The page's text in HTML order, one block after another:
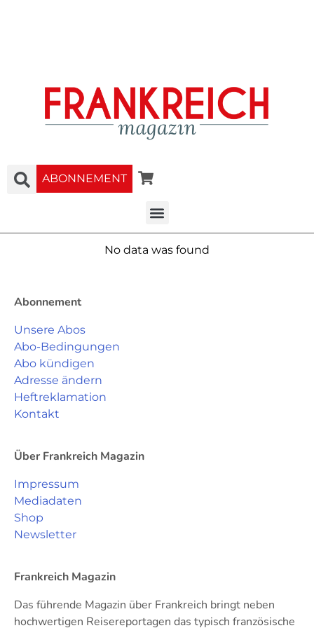
ABONNEMENT
No data was found
Abonnement
Unsere Abos
Abo-Bedingungen
Abo kündigen
Adresse ändern
Heftreklamation
Kontakt
Über Frankreich Magazin
Impressum
Mediadaten
Shop
Newsletter
Frankreich Magazin
Das führende Magazin über Frankreich bringt neben
hochwertigen Reisereportagen das typisch französische